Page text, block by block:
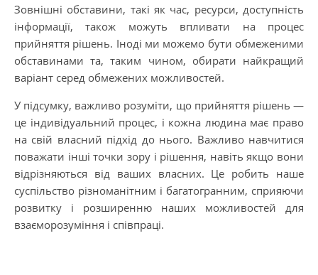
Зовнішні обставини, такі як час, ресурси, доступність
інформації, також можуть впливати на процес
прийняття рішень. Іноді ми можемо бути обмеженими
обставинами та, таким чином, обирати найкращий
варіант серед обмежених можливостей.
У підсумку, важливо розуміти, що прийняття рішень —
це індивідуальний процес, і кожна людина має право
на свій власний підхід до нього. Важливо навчитися
поважати інші точки зору і рішення, навіть якщо вони
відрізняються від ваших власних. Це робить наше
суспільство різноманітним і багатогранним, сприяючи
розвитку і розширенню наших можливостей для
взаєморозуміння і співпраці.